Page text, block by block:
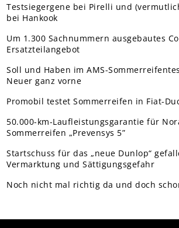
Testsiegergene bei Pirelli und
bei Hankook
Um 1.300 Sachnummern ausgebautes
Ersatzteilangebot
Soll und Haben im AMS-
Neuer ganz vorne
Promobil testet Sommerreifen in Fiat-
50.000-km-Laufleistungsgarantie für
Sommerreifen „Prevensys 5”
Startschuss für das „neue Dunlop“
Vermarktung und Sättigungsgefahr
Noch nicht mal richtig da und doch